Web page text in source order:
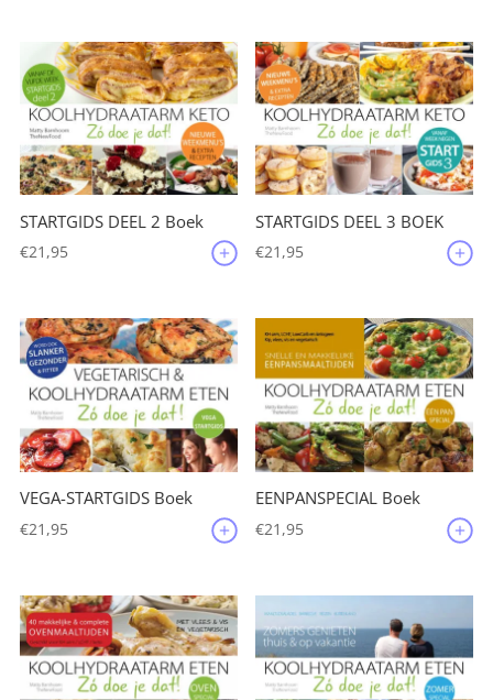
STARTGIDS DEEL 2 Boek
€21,95
STARTGIDS DEEL 3 BOEK
€21,95
VEGA-STARTGIDS Boek
€21,95
EENPANSPECIAL Boek
€21,95